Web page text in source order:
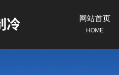
网站首页
HOME